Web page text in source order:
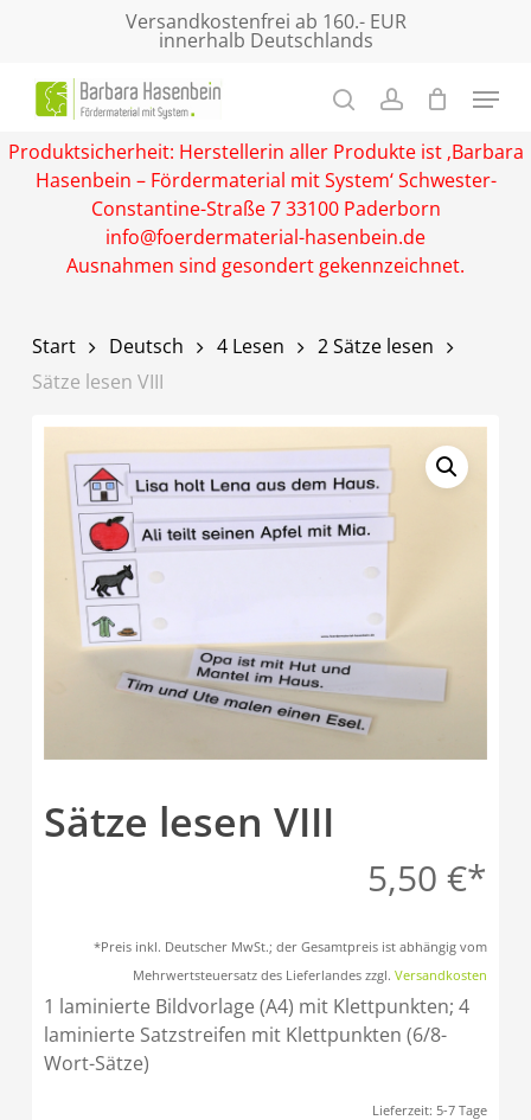
content
Versandkostenfrei ab 160.- EUR
innerhalb Deutschlands
Produktsicherheit: Herstellerin aller Produkte ist ‚Barbara
Hasenbein – Fördermaterial mit System‘ Schwester-
Constantine-Straße 7 33100 Paderborn
info@foerdermaterial-hasenbein.de
Ausnahmen sind gesondert gekennzeichnet.
Start Deutsch 4 Lesen
2 Sätze lesen
Sätze lesen VIII
Sätze lesen VIII
5,50€
*Preis inkl. Deutscher MwSt.; der Gesamtpreis ist abhängig vom
Mehrwertsteuersatz des Lieferlandes zzgl.Versandkosten
1 laminierte Bildvorlage (A4) mit Klettpunkten; 4
laminierte Satzstreifen mit Klettpunkten (6/8-
Wort-Sätze)
Lieferzeit: 5-7 Tage
Menu